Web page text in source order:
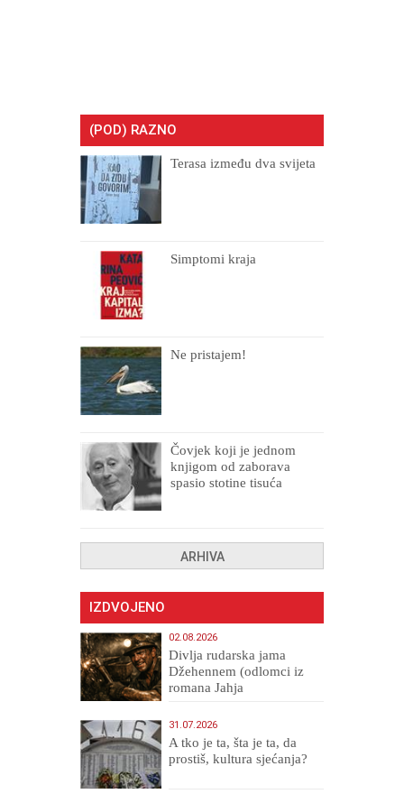
(POD) RAZNO
Terasa između dva svijeta
Simptomi kraja
Ne pristajem!
Čovjek koji je jednom
knjigom od zaborava
spasio stotine tisuća
ARHIVA
IZDVOJENO
02.08.2026
Divlja rudarska jama
Džehennem (odlomci iz
romana Jahja
31.07.2026
A tko je ta, šta je ta, da
prostiš, kultura sjećanja?